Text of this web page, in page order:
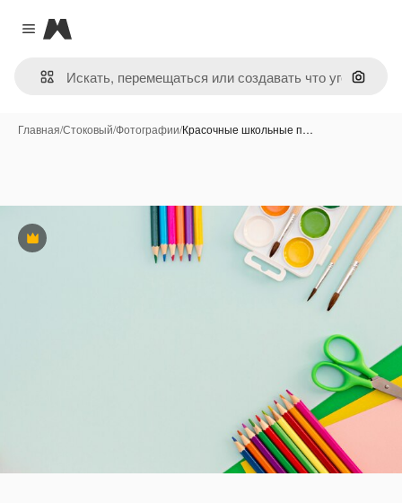
Close menu
Magnific
Поиск
Главная/Стоковый/Фотографии/Красочные школьные п…
Премиум